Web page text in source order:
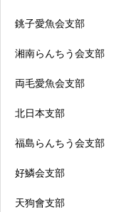
銚子愛魚会支部
湘南らんちう会支部
両毛愛魚会支部
北日本支部
福島らんちう会支部
好鱗会支部
天狗會支部